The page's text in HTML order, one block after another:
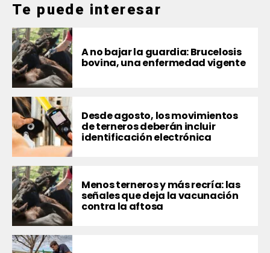
Te puede interesar
A no bajar la guardia: Brucelosis
bovina, una enfermedad vigente
Desde agosto, los movimientos
de terneros deberán incluir
identificación electrónica
Menos terneros y más recría: las
señales que deja la vacunación
contra la aftosa